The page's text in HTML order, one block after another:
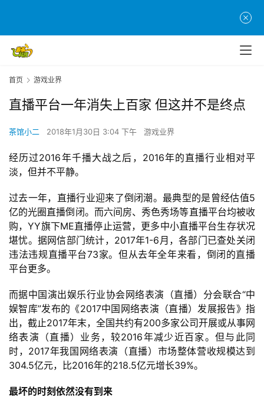
首页 游戏业界
直播平台一年消失上百家 但这并不是终点
茶馆小二 2018年1月30日 3:04 下午 游戏业界
经历过2016年千播大战之后，2016年的直播行业相对平
淡，但并不平静。
过去一年，直播行业迎来了倒闭潮。最典型的是曾经估值5
亿的光圈直播倒闭。而六间房、秀色秀场等直播平台均被收
购，YY旗下ME直播停止运营，更多中小直播平台生存状况
堪忧。据网信部门统计，2017年1-6月，各部门已查处关闭
违法违规直播平台73家。但从去年全年来看，倒闭的直播
平台更多。
而据中国演出娱乐行业协会网络表演（直播）分会联合“中
娱智库”发布的《2017中国网络表演（直播）发展报告》指
出，截止2017年末，全国共约有200多家公司开展或从事网
络表演（直播）业务，较2016年减少近百家。但与此同
时，2017年我国网络表演（直播）市场整体营收规模达到
304.5亿元，比2016年的218.5亿元增长39%。
最坏的时刻依然没有到来